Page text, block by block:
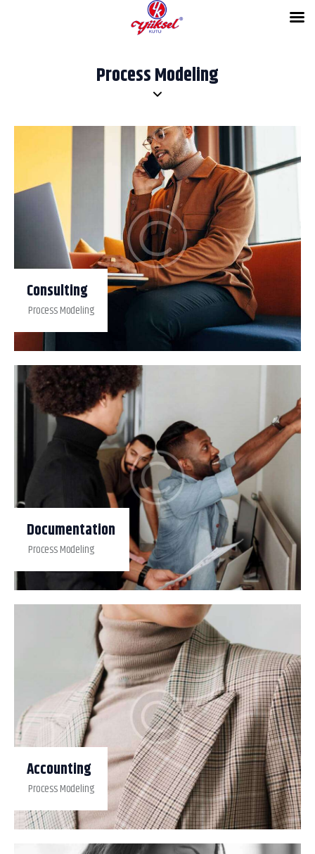
Process Modeling
Consulting
Process Modeling
Documentation
Process Modeling
Accounting
Process Modeling